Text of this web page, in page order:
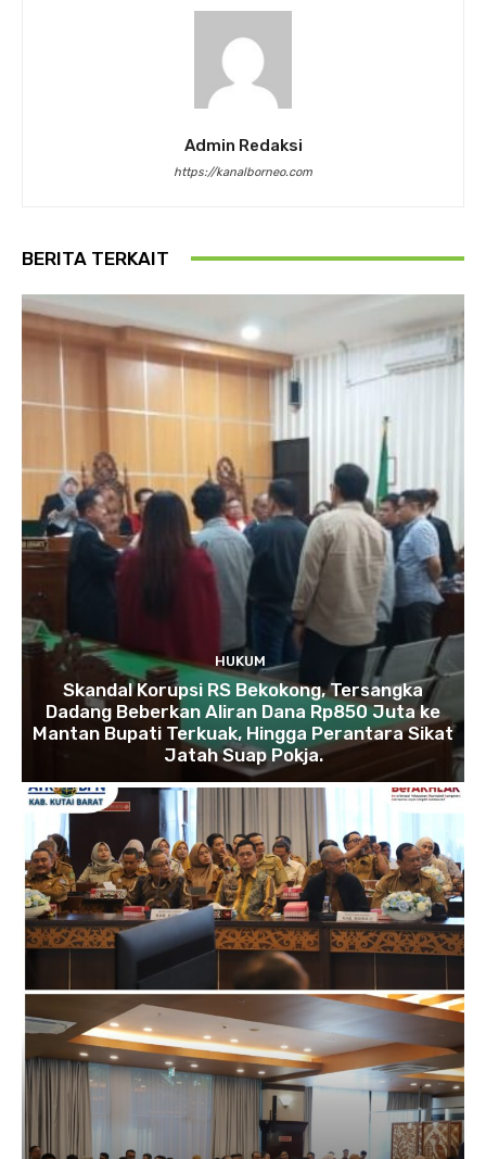
Admin Redaksi
https://kanalborneo.com
BERITA TERKAIT
HUKUM
Skandal Korupsi RS Bekokong, Tersangka
Dadang Beberkan Aliran Dana Rp850 Juta ke
Mantan Bupati Terkuak, Hingga Perantara Sikat
Jatah Suap Pokja.